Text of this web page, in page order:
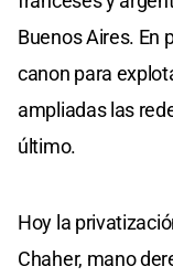
Buenos Aires. En
canon para
ampliadas las
último.
Hoy la
Chaher, mano